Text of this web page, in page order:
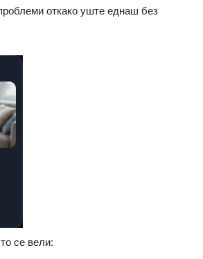
откако уште еднаш без
се вели: